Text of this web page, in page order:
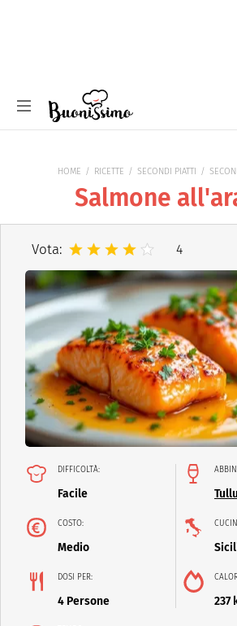
HOME RICETTE SECONDI PIATTI
Salmone
Vota: 4
DIFFICOLTÀ:
Facile
COSTO:
Medio
DOSI PER:
4 Persone 237